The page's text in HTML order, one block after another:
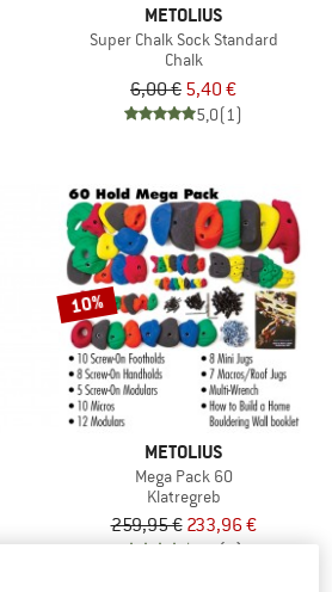
METOLIUS
Super Chalk Sock Standard
Chalk
6,00 € 5,40 €
5,0(1)
10%
METOLIUS
Mega Pack 60
Klatregreb
259,95 € 233,96 €
4,5(4)